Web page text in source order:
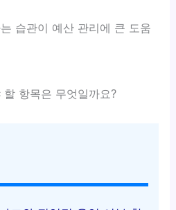
습관이 예산 관리에 큰 도움
항목은 무엇일까요?